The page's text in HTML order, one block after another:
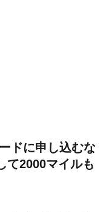
ドに申し込むな
て2000マイルも